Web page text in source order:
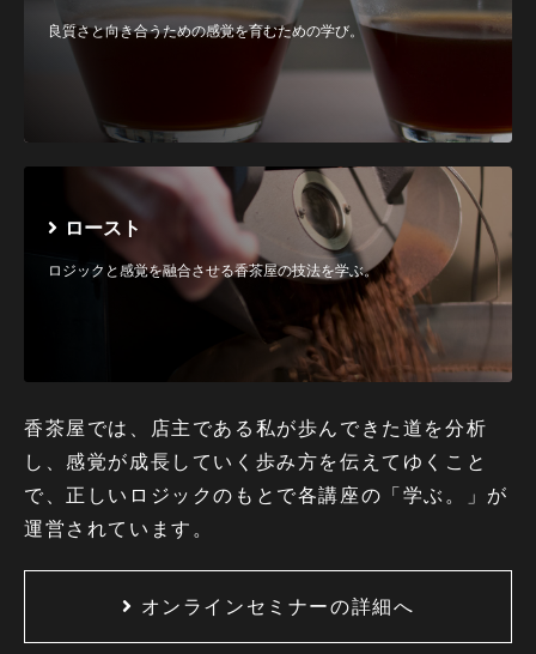
良質さと向き合うための感覚を育むための学び。
ロースト
ロジックと感覚を融合させる香茶屋の技法を学ぶ。
香茶屋では、店主である私が歩んできた道を分析
し、感覚が成長していく歩み方を伝えてゆくこと
で、正しいロジックのもとで各講座の「学ぶ。」が
運営されています。
オンラインセミナーの詳細へ